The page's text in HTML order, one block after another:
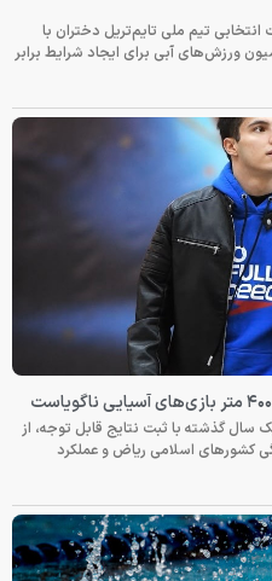
تیم ملی تایم‌تریل دختران با
ورزش‌های آبی برای ایجاد شرایط برابر
سال گذشته با ثبت نتایج قابل توجه، از
کشورهای اسلامی ریاض و عملکرد